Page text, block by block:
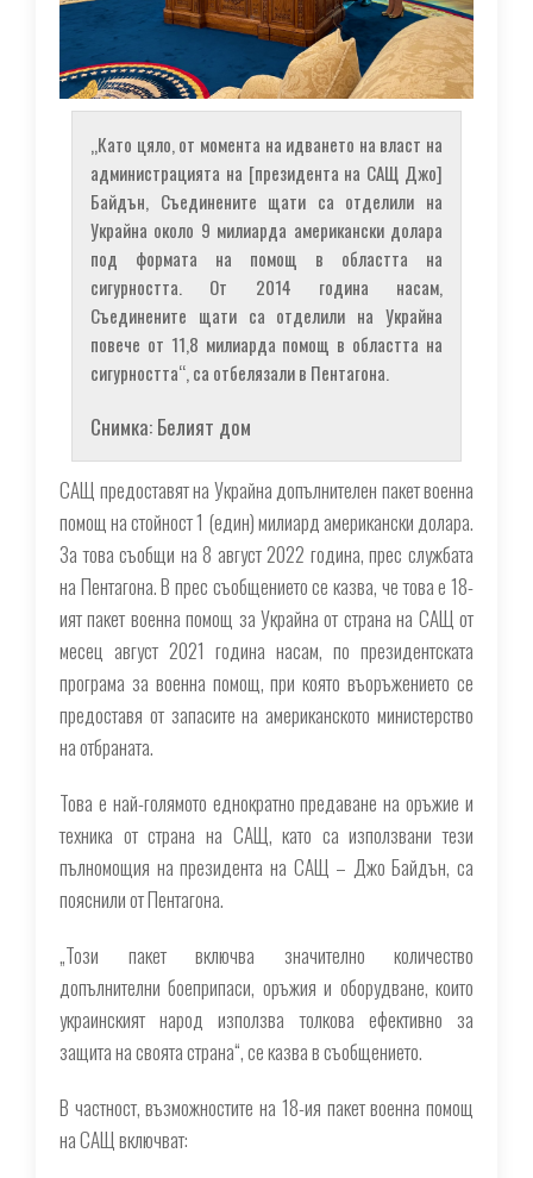
„Като цяло, от момента на идването на власт на
администрацията на [президента на САЩ Джо]
Байдън, Съединените щати са отделили на
Украйна около 9 милиарда американски долара
под формата на помощ в областта на
сигурността. От 2014 година насам,
Съединените щати са отделили на Украйна
повече от 11,8 милиарда помощ в областта на
сигурността“, са отбелязали в Пентагона.
Снимка: Белият дом
САЩ предоставят на Украйна допълнителен пакет военна
помощ на стойност 1 (един) милиард американски долара.
За това съобщи на 8 август 2022 година, прес службата
на Пентагона. В прес съобщението се казва, че това е 18-
ият пакет военна помощ за Украйна от страна на САЩ от
месец август 2021 година насам, по президентската
програма за военна помощ, при която въоръжението се
предоставя от запасите на американското министерство
на отбраната.
Това е най-голямото еднократно предаване на оръжие и
техника от страна на САЩ, като са използвани тези
пълномощия на президента на САЩ – Джо Байдън, са
пояснили от Пентагона.
„Този пакет включва значително количество
допълнителни боеприпаси, оръжия и оборудване, които
украинският народ използва толкова ефективно за
защита на своята страна“, се казва в съобщението.
В частност, възможностите на 18-ия пакет военна помощ
на САЩ включват: